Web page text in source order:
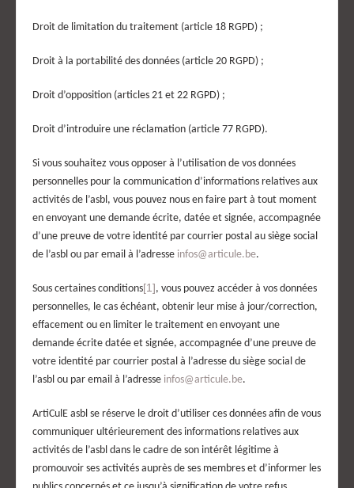
Droit de limitation du traitement (article 18 RGPD) ;
Droit à la portabilité des données (article 20 RGPD) ;
Droit d’opposition (articles 21 et 22 RGPD) ;
Droit d’introduire une réclamation (article 77 RGPD).
Si vous souhaitez vous opposer à l’utilisation de vos données
personnelles pour la communication d’informations relatives aux
activités de ’asbl , vous pouvez nous en faire part à tout moment
en envoyant une demande écrite, datée et signée, accompagnée
d’une preuve de votre identité par courrier postal au siège social
de l’asbl ou par email à l’adresse infos@articule.be.
Sous certaines conditions[1], vous pouvez accéder à vos données
personnelles, le cas échéant, obtenir leur mise à jour/correction,
effacement ou en limiter le traitement en envoyant une
demande écrite datée et signée, accompagnée d’une preuve de
votre identité par courrier postal à l’adresse du siège social de
l’asbl ou par email à l’adresse infos@articule.be.
ArtiCulE asbl se réserve le droit d’utiliser ces données afin de vous
communiquer ultérieurement des informations relatives aux
activités de l’asbl dans le cadre de son intérêt légitime à
promouvoir ses activités auprès de ses membres et d’informer les